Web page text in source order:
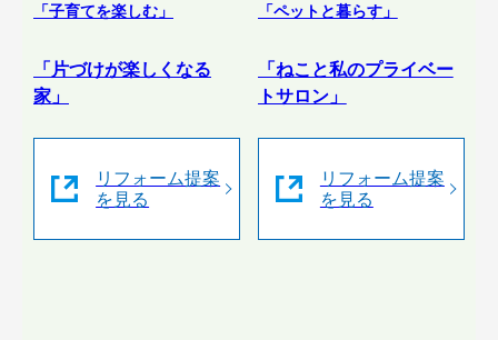
「子育てを楽しむ」
「片づけが楽しくなる
家」
リフォーム提案
を見る
「ペットと暮らす」
「ねこと私のプライベー
トサロン」
リフォーム提案
を見る